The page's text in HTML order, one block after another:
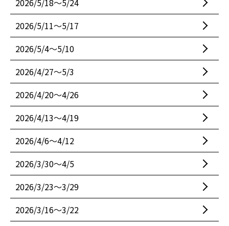
2026/5/18〜5/24
2026/5/11〜5/17
2026/5/4〜5/10
2026/4/27〜5/3
2026/4/20〜4/26
2026/4/13〜4/19
2026/4/6〜4/12
2026/3/30〜4/5
2026/3/23〜3/29
2026/3/16〜3/22